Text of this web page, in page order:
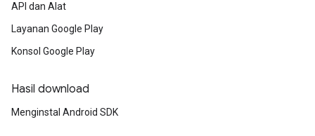
API dan Alat
Layanan Google Play
Konsol Google Play
Hasil download
Menginstal Android SDK